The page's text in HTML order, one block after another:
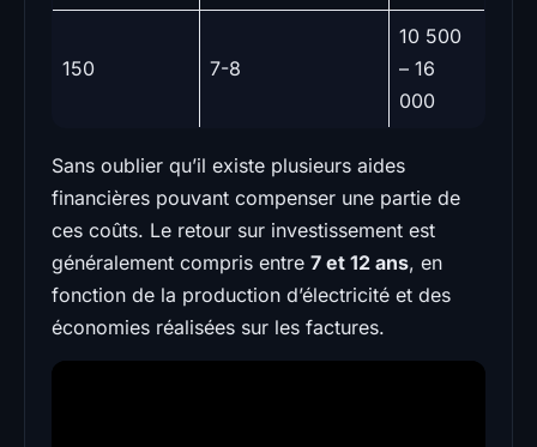
150 7-8
10 500
– 16
000
Sans oublier qu’il existe plusieurs aides
financières pouvant compenser une partie de
ces coûts. Le retour sur investissement est
généralement compris entre 7 et 12 ans, en
fonction de la production d’électricité et des
économies réalisées sur les factures.